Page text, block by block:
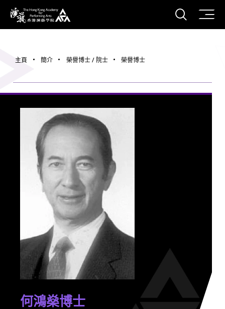
香港演藝學院
打開
主頁 簡介 榮譽博士 / 院士 榮譽博士
何鴻燊博士